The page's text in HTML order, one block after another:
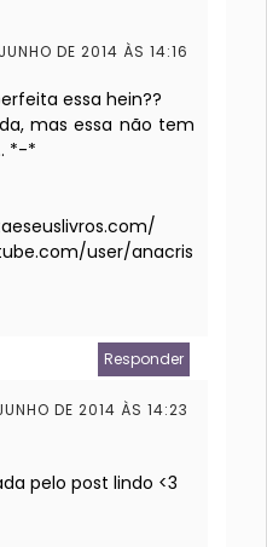
DE 2014 ÀS 14:16
essa hein??
mas essa não tem
*-*
user/anacris
Responder
DE 2014 ÀS 14:23
pelo post lindo <3